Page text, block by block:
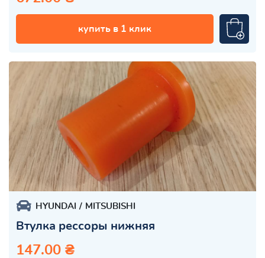
купить в 1 клик
HYUNDAI MITSUBISHI
Втулка рессоры нижняя
147.00 ₴